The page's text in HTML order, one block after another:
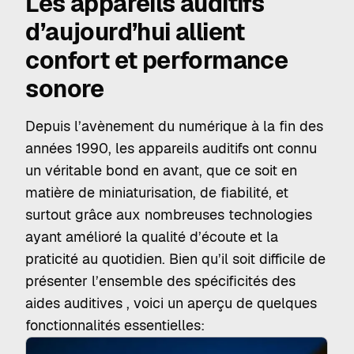
essentielles, notamment la connectivité Bluetooth
pour l’appairage avec des smartphones ou la
télévision, et des systèmes rechargeables pour un
usage simplifié et durable.
Parmi les aides auditives de classe 2, il est possible
milieu ouhaut de gamme ) quels que soient la marque
ou le type d’appareil (mini-contours d’oreille, intra-
auriculaires, contours d’oreille). Cela permet à chaque
utilisateur de bénéficier d’une solution adaptée à ses
besoins auditifs et à ses préférences, avec des
caractéristiques techniques progressivement enrichies
à mesure que l’on monte en gamme.
d’aujourd’hui allient
confort et performance
sonore
Depuis l’avènement du numérique à la fin des
années 1990, les appareils auditifs ont connu
un véritable bond en avant, que ce soit en
matière de miniaturisation, de fiabilité, et
surtout grâce aux nombreuses technologies
ayant amélioré la qualité d’écoute et la
praticité au quotidien. Bien qu’il soit difficile de
présenter l’ensemble des spécificités des
aides auditives , voici un aperçu de quelques
fonctionnalités essentielles: